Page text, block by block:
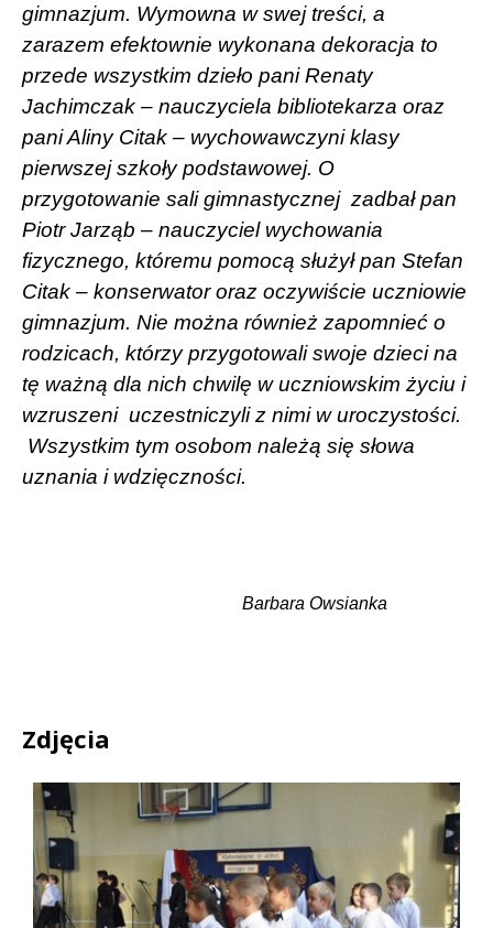
gimnazjum. Wymowna w swej treści, a
zarazem efektownie wykonana dekoracja to
przede wszystkim dzieło pani Renaty
Jachimczak – nauczyciela bibliotekarza oraz
pani Aliny Citak – wychowawczyni klasy
pierwszej szkoły podstawowej. O
przygotowanie sali gimnastycznej zadbał pan
Piotr Jarząb – nauczyciel wychowania
fizycznego, któremu pomocą służył pan Stefan
Citak – konserwator oraz oczywiście uczniowie
gimnazjum. Nie można również zapomnieć o
rodzicach, którzy przygotowali swoje dzieci na
tę ważną dla nich chwilę w uczniowskim życiu i
wzruszeni uczestniczyli z nimi w uroczystości.
Wszystkim tym osobom należą się słowa
uznania i wdzięczności.
Barbara Owsianka
Zdjęcia